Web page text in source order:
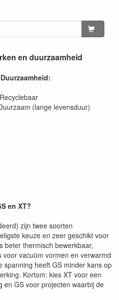
en duurzaamheid
Duurzaamheid:
(lange levensduur)
en XT?
zijn twee soorten
keuze en zeer geschikt voor
beter thermisch bewerkbaar,
vacuüm vormen en verwarmd
spanning heeft GS minder kans op
Kortom: kies XT voor een
en GS voor projecten waarbij de